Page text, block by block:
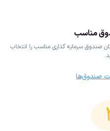
مناسب
صندوق سرمایه‌ گذاری مناسب را انتخاب
صندوق‌ها